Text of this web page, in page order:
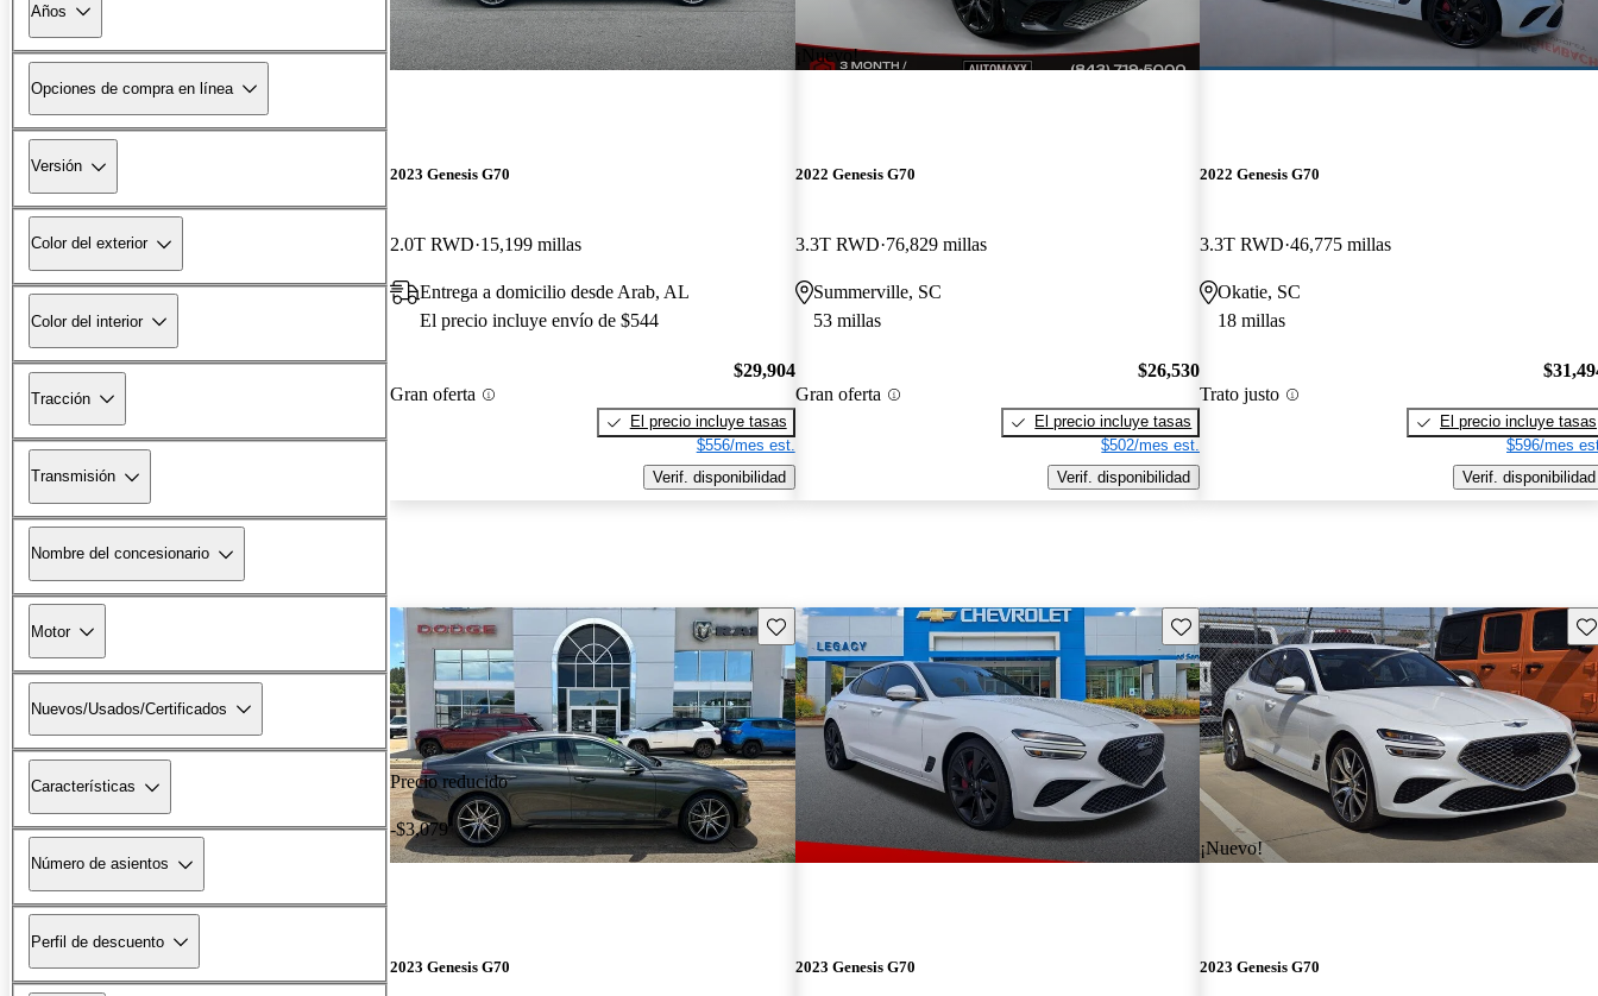
Años
Opciones de compra en línea
Versión
Color del exterior
Color del interior
Tracción
Transmisión
Nombre del concesionario
Motor
Nuevos/Usados/Certificados
Características
Número de asientos
Perfil de descuento
2023 Genesis G70
2.0T RWD 15,199 millas
Entrega a domicilio desde Arab, AL
El precio incluye envío de $544
Gran oferta
$29,904
El precio incluye tasas
$556/mes est.
Verif. disponibilidad
¡Nuevo!
2022 Genesis G70
3.3T RWD 76,829 millas
Summerville, SC
53 millas
Gran oferta
$26,530
El precio incluye tasas
$502/mes est.
Verif. disponibilidad
2022 Genesis G70
3.3T RWD 46,775 millas
Okatie, SC
18 millas
Trato justo
El precio incluye tasas
$596/mes
Verif. disponibilidad
Precio reducido
-$3,079
Guarda este Aviso
2023 Genesis G70
Guarda este Aviso
2023 Genesis G70
¡Nuevo!
2023 Genesis G70